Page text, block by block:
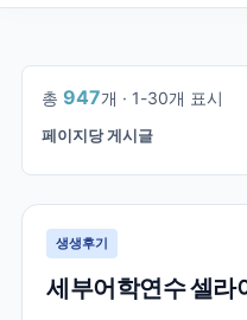
총 947개 · 1-30개 표시
페이지당 게시글
1/32
생생후기
세부어학연수 셀라